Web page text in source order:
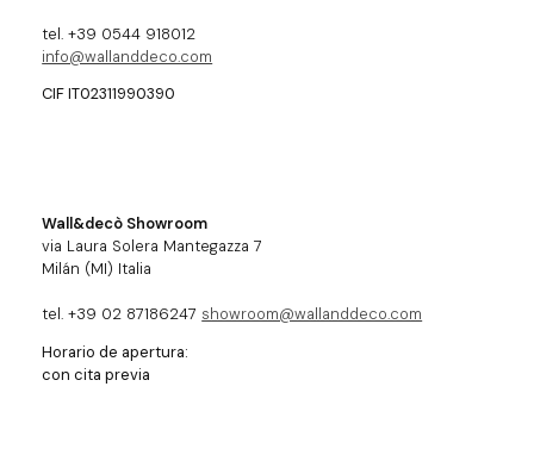
tel. +39 0544 918012
info@wallanddeco.com
CIF IT02311990390
Wall&decò Showroom
via Laura Solera Mantegazza 7
Milán (MI) Italia
tel. +39 02 87186247 showroom@wallanddeco.com
Horario de apertura:
con cita previa